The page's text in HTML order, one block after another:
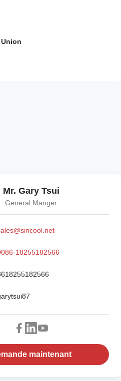
Union
Mr. Gary Tsui
General Manger
18255182566
maintenant